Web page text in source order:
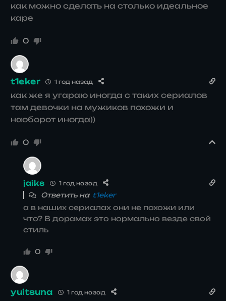
как можно сделать на столько идеальное
каре
0
t1eker 1 год назад
как же я угараю иногда с таких сериалов
там девочки на мужиков похожи и
наоборот иногда))
0
jaiks 1 год назад
Ответить на t1eker
а в наших сериалах они не похожи или
что? В дорамах это нормально везде свой
стиль
0
yuitsuna 1 год назад